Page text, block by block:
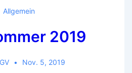
Allgemein
2019
Nov. 5, 2019